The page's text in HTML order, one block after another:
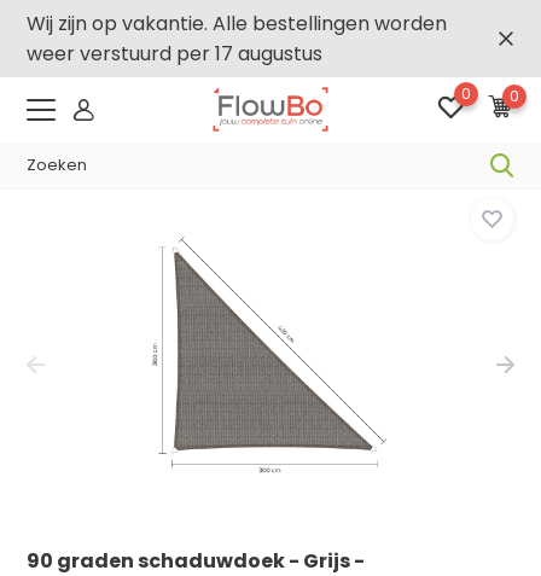
Wij zijn op vakantie. Alle bestellingen worden
weer verstuurd per 17 augustus
0 0
90 graden schaduwdoek - Grijs -